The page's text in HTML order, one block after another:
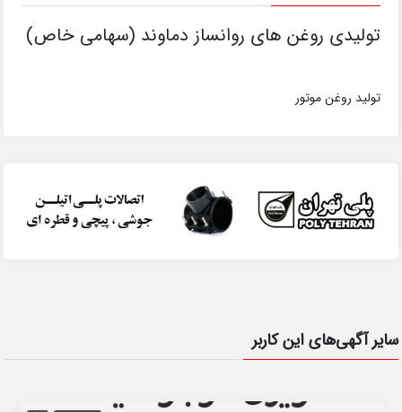
تولیدی روغن های روانساز دماوند (سهامی خاص)
تولید روغن موتور
سایر آگهی‌های این کاربر